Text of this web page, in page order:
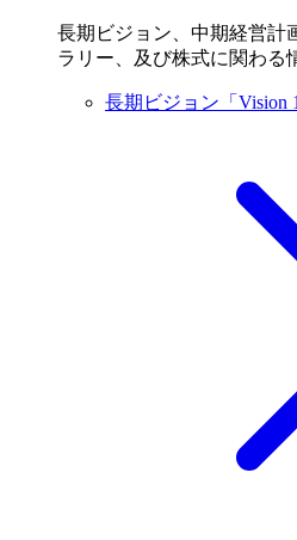
長期ビジョン、中期経営計
ラリー、及び株式に関わる
長期ビジョン「Vision